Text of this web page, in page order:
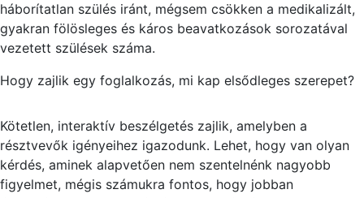
háborítatlan szülés iránt, mégsem csökken a medikalizált,
gyakran fölösleges és káros beavatkozások sorozatával
vezetett szülések száma.
Hogy zajlik egy foglalkozás, mi kap elsődleges szerepet?
Kötetlen, interaktív beszélgetés zajlik, amelyben a
résztvevők igényeihez igazodunk. Lehet, hogy van olyan
kérdés, aminek alapvetően nem szentelnénk nagyobb
figyelmet, mégis számukra fontos, hogy jobban